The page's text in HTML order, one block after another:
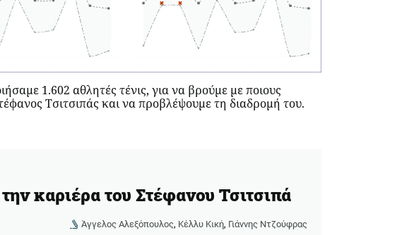
1.602 αθλητές τένις, για να βρούμε με ποιους
Τσιτσιπάς και να προβλέψουμε τη διαδρομή του.
καριέρα του Στέφανου Τσιτσιπά
Άγγελος Αλεξόπουλος, Κέλλυ Κική, Γιάννης Ντζούφρας